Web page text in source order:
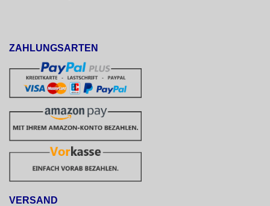
ZAHLUNGSARTEN
VERSAND